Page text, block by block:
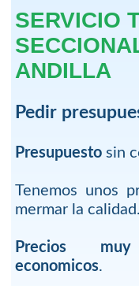
SERVICIO
ANDILLA
Pedir
Presupuestosin
Tenemos unos
mermar la calidad.
Precios
economicos.